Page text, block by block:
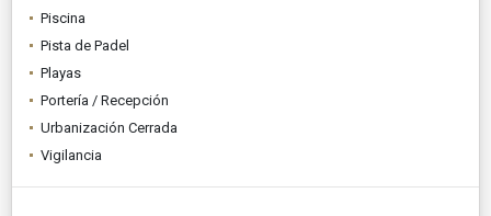
Piscina
Pista de Padel
Playas
Portería / Recepción
Urbanización Cerrada
Vigilancia